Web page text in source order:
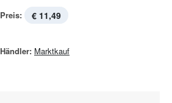
Preis: € 11,49
Händler: Marktkauf